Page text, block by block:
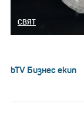
СВЯТ
bTV Бизнес екип